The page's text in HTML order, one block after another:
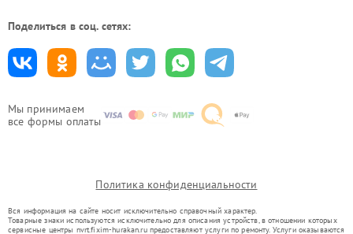
Мы принимаем
все формы оплаты
Поделиться в соц. сетях:
Политика конфиденциальности
Вся информация на сайте носит исключительно справочный характер.
Товарные знаки используются исключительно для описания устройств, в отношении которых
сервисные центры nvrt.fixim-hurakan.ru предоставляют услуги по ремонту. Услуги оказываются